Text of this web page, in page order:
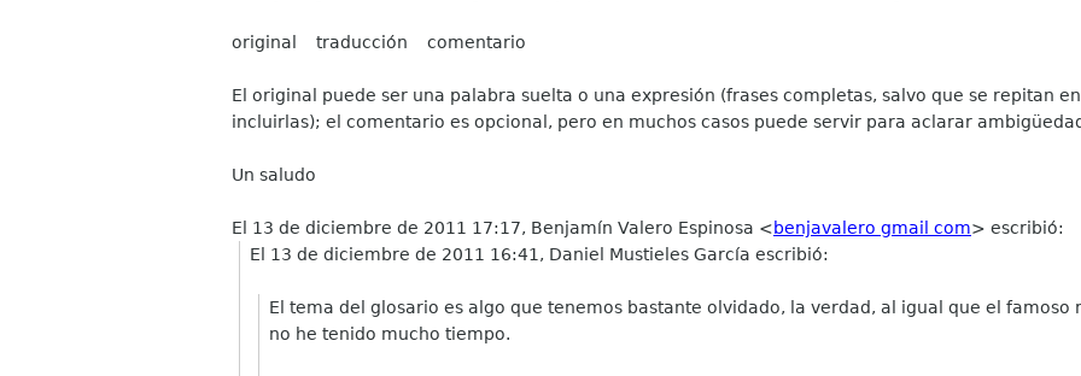
original traducción comentario
El original puede ser una palabra suelta o una expresión (frases completas, salvo que se repitan
incluirlas); el comentario es opcional, pero en muchos casos puede servir para aclarar
Un saludo
El 13 de diciembre de 2011 17:17, Benjamín Valero Espinosa <benjavalero gmail com> escribió:
El 13 de diciembre de 2011 16:41, Daniel Mustieles Garcíaescribió:
El tema del glosario es algo que tenemos bastante olvidado, la verdad, al igual que el
no he tenido mucho tiempo.